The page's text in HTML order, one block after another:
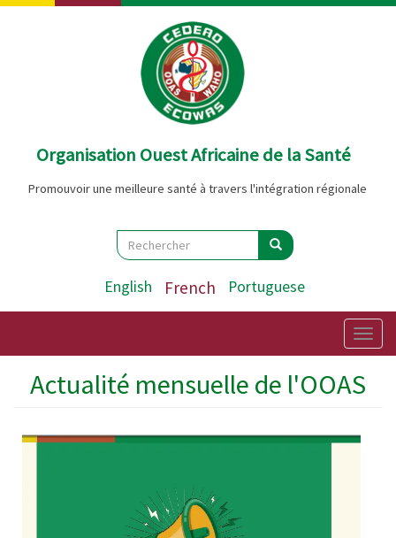
Aller
Organisation Ouest Africaine de la Santé
Promouvoir une meilleure santé à travers l'intégration régionale
Search
Rechercher Rechercher
English French Portuguese
Actualité mensuelle de l'OOAS